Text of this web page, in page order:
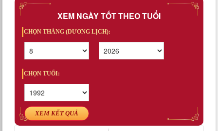
XEM NGÀY TỐT THEO TUỔI
CHỌN THÁNG (DƯƠNG LỊCH):
CHỌN TUỔI:
XEM KẾT QUẢ